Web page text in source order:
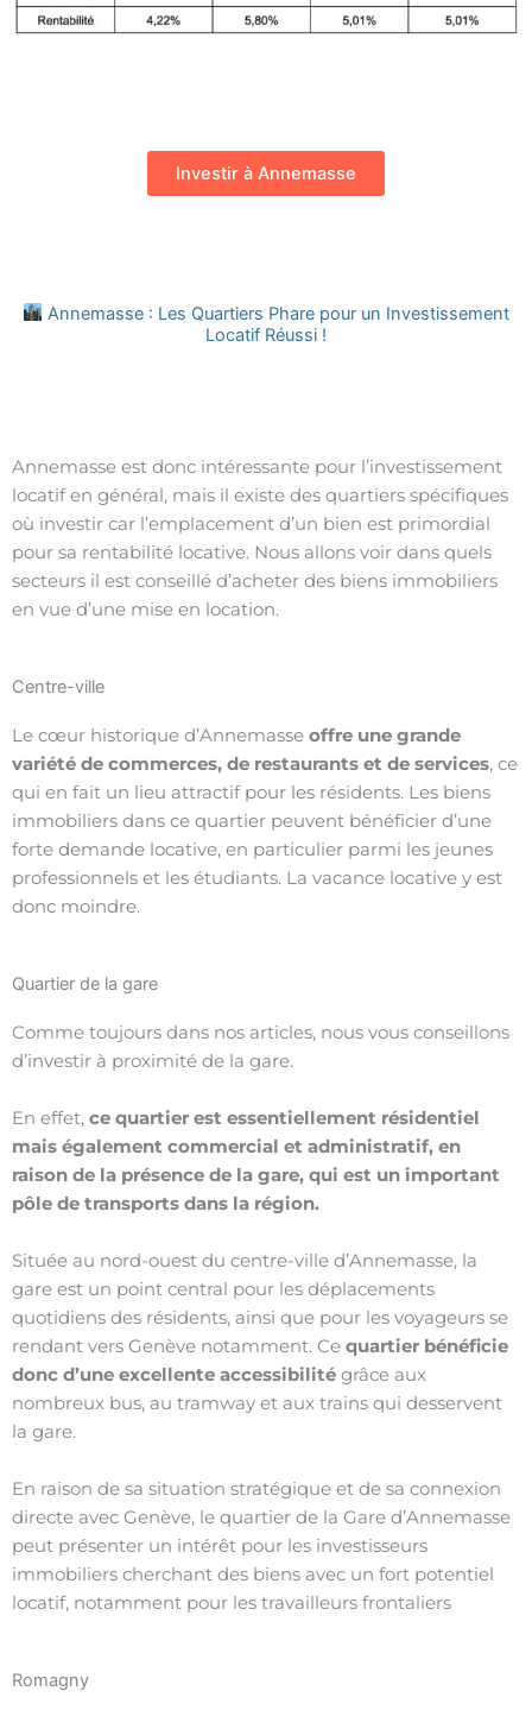
Investir à Annemasse
Annemasse : Les Quartiers Phare pour un Investissement
Locatif Réussi !
Annemasse est donc intéressante pour l’investissement
locatif en général, mais il existe des quartiers spécifiques
où investir car l’emplacement d’un bien est primordial
pour sa rentabilité locative. Nous allons voir dans quels
secteurs il est conseillé d’acheter des biens immobiliers
en vue d’une mise en location.
Centre-ville
Le cœur historique d’Annemasse offre une grande
variété de commerces, de restaurants et de services, ce
qui en fait un lieu attractif pour les résidents. Les biens
immobiliers dans ce quartier peuvent bénéficier d’une
forte demande locative, en particulier parmi les jeunes
professionnels et les étudiants. La vacance locative y est
donc moindre.
Quartier de la gare
Comme toujours dans nos articles, nous vous conseillons
d’investir à proximité de la gare.
En effet, ce quartier est essentiellement résidentiel
mais également commercial et administratif, en
raison de la présence de la gare, qui est un important
pôle de transports dans la région.
Située au nord-ouest du centre-ville d’Annemasse, la
gare est un point central pour les déplacements
quotidiens des résidents, ainsi que pour les voyageurs se
rendant vers Genève notamment. Ce quartier bénéficie
donc d’une excellente accessibilité grâce aux
nombreux bus, au tramway et aux trains qui desservent
la gare.
En raison de sa situation stratégique et de sa connexion
directe avec Genève, le quartier de la Gare d’Annemasse
peut présenter un intérêt pour les investisseurs
immobiliers cherchant des biens avec un fort potentiel
locatif, notamment pour les travailleurs frontaliers
Romagny